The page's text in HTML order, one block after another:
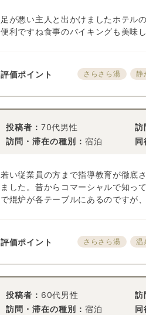
足が悪い主人と出かけましたホテル
便利ですね食事のバイキングも美味
評価ポイント さらさら湯 静
投稿者： 70代男性 訪
訪問・滞在の種別： 宿泊 同
若い従業員の方まで指導教育が徹底
ました。昔からコマーシャルで知っ
で焜炉が各テーブルにあるのですが
評価ポイント さらさら湯 温
投稿者： 60代男性 訪
訪問・滞在の種別： 宿泊 同